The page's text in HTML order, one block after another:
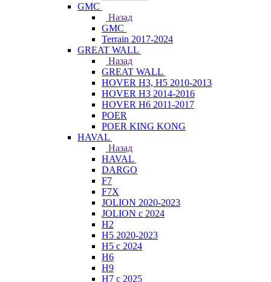
GMC
Назад
GMC
Terrain 2017-2024
GREAT WALL
Назад
GREAT WALL
HOVER H3, H5 2010-2013
HOVER H3 2014-2016
HOVER H6 2011-2017
POER
POER KING KONG
HAVAL
Назад
HAVAL
DARGO
F7
F7X
JOLION 2020-2023
JOLION с 2024
H2
H5 2020-2023
H5 с 2024
H6
H9
H7 с 2025